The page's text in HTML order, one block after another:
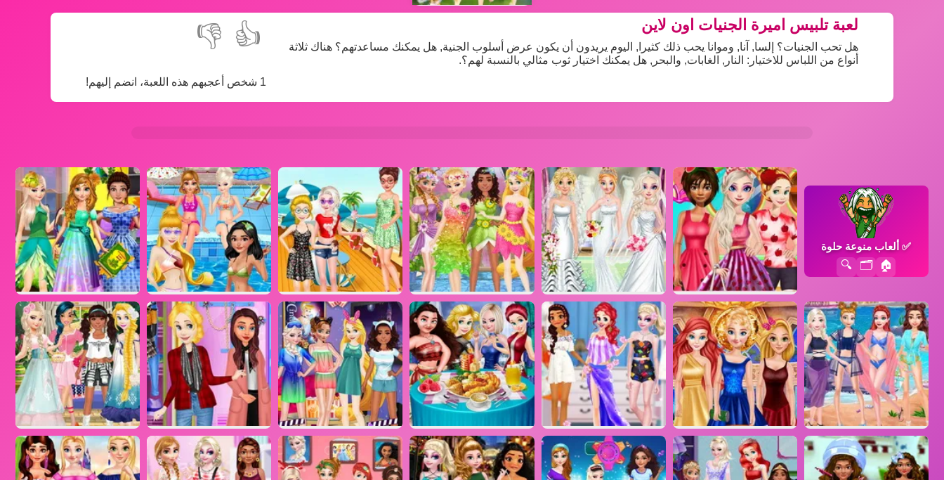
👍
👎
1 شخص أعجبهم هذه اللعبة، انضم إليهم!
لعبة تلبيس اميرة الجنيات اون لاين
هل تحب الجنيات؟ إلسا, آنا, وموانا يحب ذلك كثيرا, اليوم يريدون أن يكون عرض أسلوب الجنية, هل يمكنك مساعدتهم؟ هناك ثلاثة
أنواع من اللباس للاختيار: النار, الغابات, والبحر, هل يمكنك اختيار ثوب مثالي بالنسبة لهم؟.
✅ألعاب منوعة حلوة
🏠
🗂️
🔍